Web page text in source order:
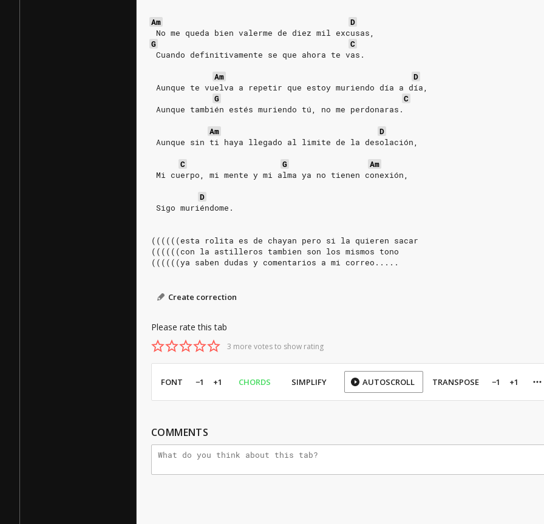
Am
D
No me queda bien valerme de diez mil excusas,
G
C
Cuando definitivamente se que ahora te vas.
Am
D
Aunque te vuelva a repetir que estoy muriendo día a día,
G
C
Aunque también estés muriendo tú, no me perdonaras.
Am
D
Aunque sin ti haya llegado al limite de la desolación,
C
G
Am
Mi cuerpo, mi mente y mi alma ya no tienen conexión,
D
Sigo muriéndome.
((((((esta rolita es de chayan pero si la quieren sacar
((((((con la astilleros tambien son los mismos tono
((((((ya saben dudas y comentarios a mi correo.....
Create correction
Please rate this tab
3 more votes to show rating
FONT −1 +1 CHORDS SIMPLIFY AUTOSCROLL TRANSPOSE −1 +1
COMMENTS